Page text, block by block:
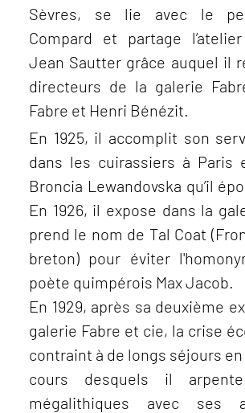
Sèvres, se lie avec le
Compard et partage
Jean Sautter grâce auquel il
directeurs de la galerie
Fabre et Henri Bénézit.
En 1925, il accomplit son
dans les cuirassiers à Paris
Broncia Lewandovska qu’il
En 1926, il expose dans la
prend le nom de Tal Coat
breton) pour éviter
poète quimpérois Max Jacob.
En 1929, après sa deuxième
galerie Fabre et cie, la crise
contraint à de longs séjours
cours desquels il
mégalithiques avec ses